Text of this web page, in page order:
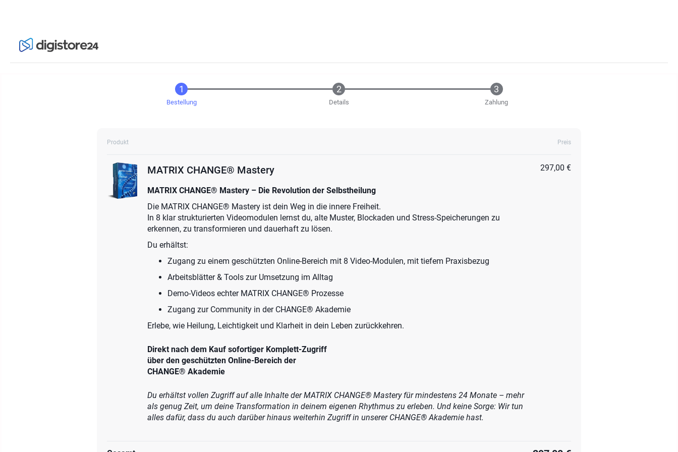
Bestellung Details Zahlung
Produkt Preis
MATRIX CHANGE® Mastery
MATRIX CHANGE® Mastery – Die Revolution der Selbstheilung
Die MATRIX CHANGE® Mastery ist dein Weg in die innere Freiheit.
In 8 klar strukturierten Videomodulen lernst du, alte Muster, Blockaden und Stress-Speicherungen zu
erkennen, zu transformieren und dauerhaft zu lösen.
Du erhältst:
Zugang zu einem geschützten Online-Bereich mit 8 Video-Modulen, mit tiefem Praxisbezug
Arbeitsblätter & Tools zur Umsetzung im Alltag
Demo-Videos echter MATRIX CHANGE® Prozesse
Zugang zur Community in der CHANGE® Akademie
Erlebe, wie Heilung, Leichtigkeit und Klarheit in dein Leben zurückkehren.
Direkt nach dem Kauf sofortiger Komplett-Zugriff
über den geschützten Online-Bereich der
CHANGE® Akademie
Du erhältst vollen Zugriff auf alle Inhalte der MATRIX CHANGE® Mastery für mindestens 24 Monate – mehr
als genug Zeit, um deine Transformation in deinem eigenen Rhythmus zu erleben. Und keine Sorge: Wir tun
alles dafür, dass du auch darüber hinaus weiterhin Zugriff in unserer CHANGE® Akademie hast.
297,00 €